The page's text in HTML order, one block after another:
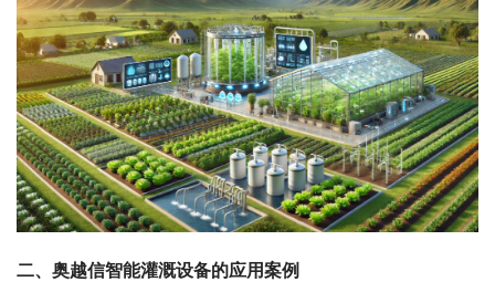
二、 奥越信智能灌溉设备的应用案例